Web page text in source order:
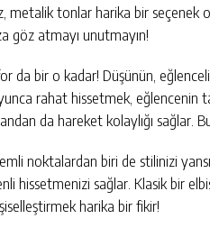
metalik tonlar harika bir seçenek
göz atmayı unutmayın!
da bir o kadar! Düşünün, eğlenceli
rahat hissetmek, eğlencenin
da hareket kolaylığı sağlar.
noktalardan biri de stilinizi
hissetmenizi sağlar. Klasik bir
harika bir fikir!